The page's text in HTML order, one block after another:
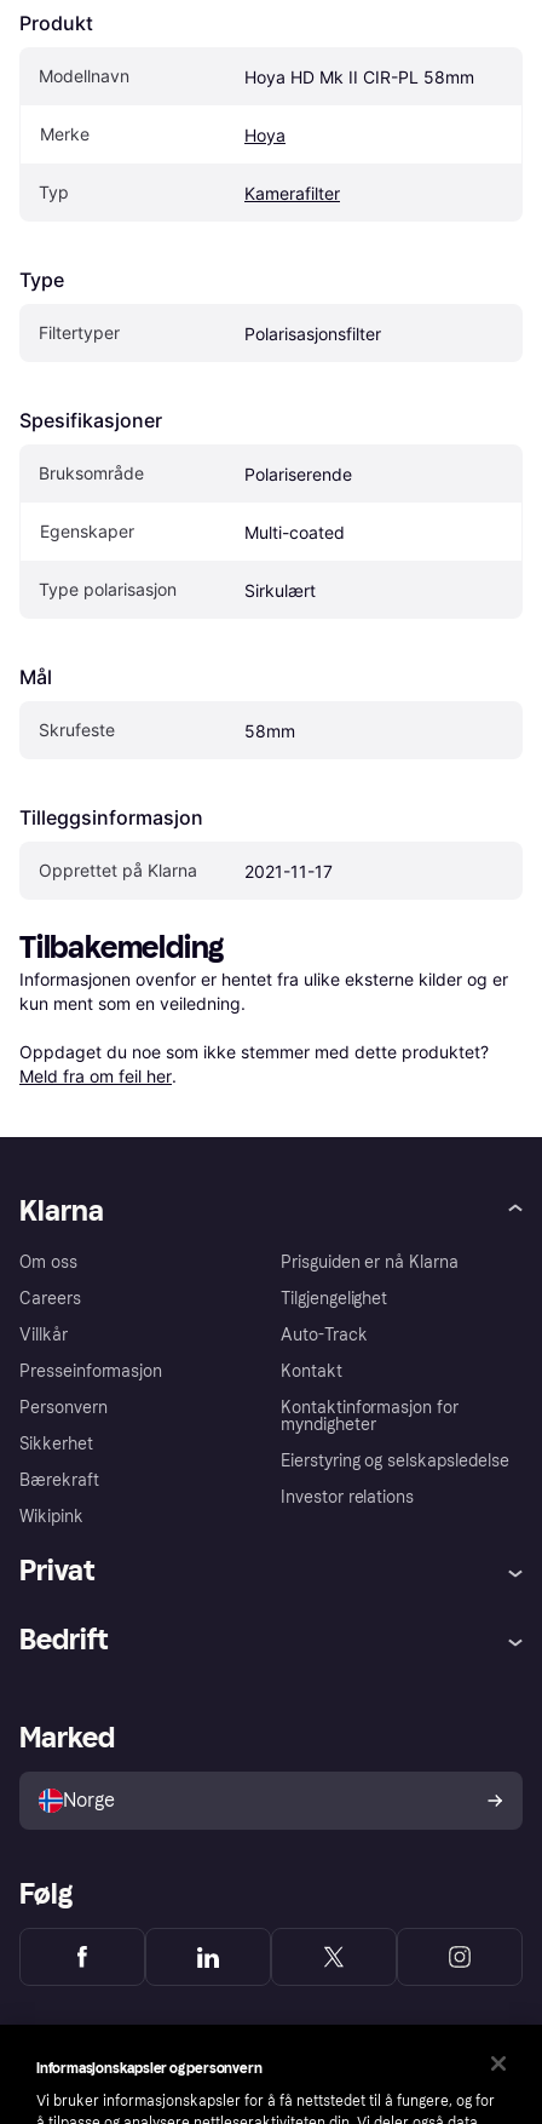
Produkt
Modellnavn Hoya HD Mk II CIR-PL 58mm
Merke Hoya
Typ Kamerafilter
Type
Filtertyper Polarisasjonsfilter
Spesifikasjoner
Bruksområde Polariserende
Egenskaper Multi-coated
Type polarisasjon Sirkulært
Mål
Skrufeste 58mm
Tilleggsinformasjon
Opprettet på Klarna 2021-11-17
Tilbakemelding
Informasjonen ovenfor er hentet fra ulike eksterne kilder og er
kun ment som en veiledning.
Oppdaget du noe som ikke stemmer med dette produktet?
Meld fra om feil her.
Klarna
Om oss
Careers
Villkår
Presseinformasjon
Personvern
Sikkerhet
Bærekraft
Wikipink
Prisguiden er nå Klarna
Tilgjengelighet
Auto-Track
Kontakt
Kontaktinformasjon for
myndigheter
Eierstyring og selskapsledelse
Investor relations
Privat
Utforsk butikker
Bedrift
Merchant portal
Marked
Norge
Følg
Informasjonskapsler og personvern
Vi bruker informasjonskapsler for å få nettstedet til å fungere, og for